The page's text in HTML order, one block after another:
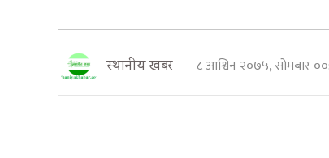
स्थानीय खबर ८ आश्विन २०७५, सोमबार